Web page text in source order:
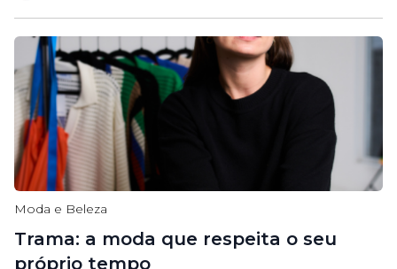
Moda e Beleza
Trama: a moda que respeita o seu
próprio tempo